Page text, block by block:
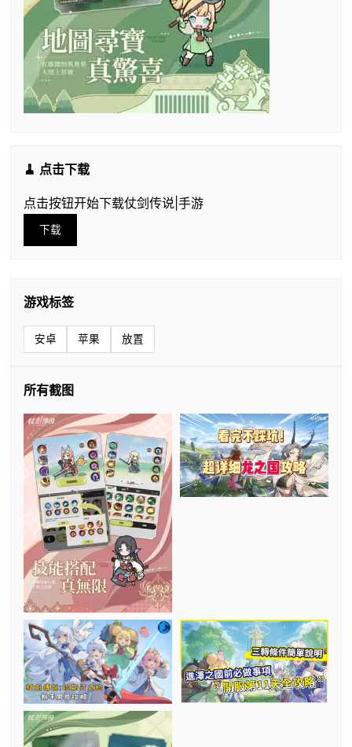
🧹 点击下载
点击按钮开始下载仗剑传说|手游
下载
游戏标签
安卓 苹果 放置
所有截图